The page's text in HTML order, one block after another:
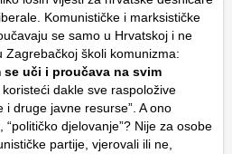
Komunističke i marksističke
se samo u Hrvatskoj i ne
Zagrebačkoj školi komunizma:
se uči i proučava na svim
, koristeći dakle sve raspoložive
i druge javne resurse”. A ono
djelovanje”? Nije za osobe
partije, vjerovali ili ne,